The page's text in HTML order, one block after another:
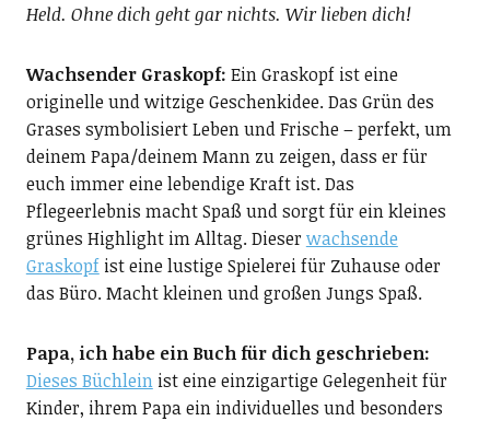
Held. Ohne dich geht gar nichts. Wir lieben dich!
Wachsender Graskopf: Ein Graskopf ist eine
originelle und witzige Geschenkidee. Das Grün des
Grases symbolisiert Leben und Frische – perfekt, um
deinem Papa/deinem Mann zu zeigen, dass er für
euch immer eine lebendige Kraft ist. Das
Pflegeerlebnis macht Spaß und sorgt für ein kleines
grünes Highlight im Alltag. Dieserwachsende
Graskopfist eine lustige Spielerei für Zuhause oder
das Büro. Macht kleinen und großen Jungs Spaß.
Papa, ich habe ein Buch für dich geschrieben:
Dieses Büchleinist eine einzigartige Gelegenheit für
Kinder, ihrem Papa ein individuelles und besonders